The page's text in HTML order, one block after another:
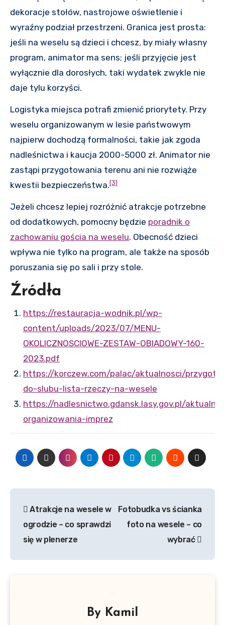
dekoracje stołów, nastrojowe oświetlenie i
wyraźny podział przestrzeni. Granica jest prosta:
jeśli na weselu są dzieci i chcesz, by miały własny
program, animator ma sens; jeśli przyjęcie jest
wyłącznie dla dorosłych, taki wydatek zwykle nie
daje tylu korzyści.
Logistyka miejsca potrafi zmienić priorytety. Przy
weselu organizowanym w lesie państwowym
najpierw dochodzą formalności, takie jak zgoda
nadleśnictwa i kaucja 2000-5000 zł. Animator nie
zastąpi przygotowania terenu ani nie rozwiąże
kwestii bezpieczeństwa.[3]
Jeżeli chcesz lepiej rozróżnić atrakcje potrzebne
od dodatkowych, pomocny będzie poradnik o
zachowaniu gościa na weselu. Obecność dzieci
wpływa nie tylko na program, ale także na sposób
poruszania się po sali i przy stole.
Źródła
https://restauracja-wodnik.pl/wp-
content/uploads/2023/07/MENU-
OKOLICZNOSCIOWE-ZESTAW-OBIADOWY-160-
2023.pdf
https://korczew.com/palac/aktualnosci/
do-slubu-lista-rzeczy-na-wesele
https://nadlesnictwo.gdansk.lasy.gov.pl/
organizowania-imprez
wpisu
Atrakcje na wesele w
ogrodzie – co sprawdzi
się w plenerze
Fotobudka vs ścianka
foto na wesele – co
wybrać
By Kamil